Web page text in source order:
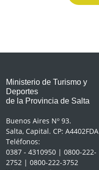
Ministerio de Turismo y
Deportes
de la Provincia de Salta
Buenos Aires Nº 93.
Salta, Capital. CP: A4402FDA
Teléfonos:
0387 - 4310950 | 0800-222-
2752 | 0800-222-3752